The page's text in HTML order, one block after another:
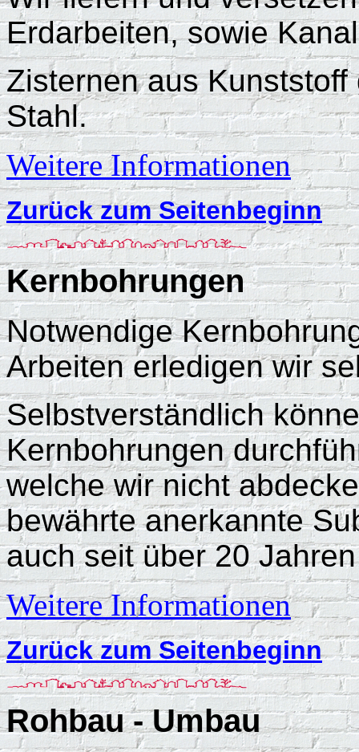
Erdarbeiten, sowie
Zisternen aus
Stahl.
Weitere Informationen
Zurück zum Seitenbeginn
Kernbohrungen
Notwendige
Arbeiten erledigen wir
Selbstverständlich
Kernbohrungen
welche wir nicht
bewährte anerkannte
auch seit über 20
Weitere Informationen
Zurück zum Seitenbeginn
Rohbau - Umbau